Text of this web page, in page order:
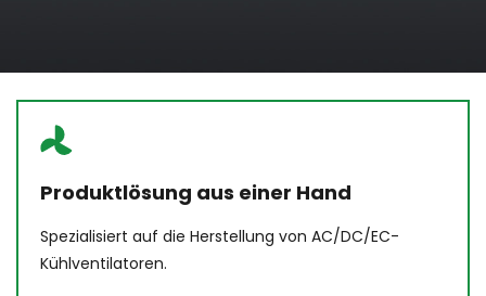
Produktlösung aus einer Hand
Spezialisiert auf die Herstellung von AC/DC/EC-
Kühlventilatoren.